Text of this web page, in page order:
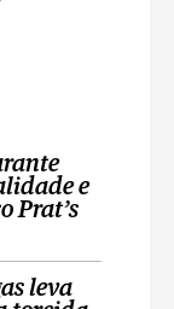
e
Prat’s
leva